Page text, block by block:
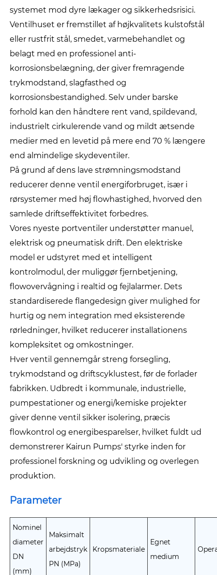
systemet mod dyre lækager og sikkerhedsrisici.
Ventilhuset er fremstillet af højkvalitets kulstofstål
eller rustfrit stål, smedet, varmebehandlet og
belagt med en professionel anti-
korrosionsbelægning, der giver fremragende
trykmodstand, slagfasthed og
korrosionsbestandighed. Selv under barske
forhold kan den håndtere rent vand, spildevand,
industrielt cirkulerende vand og mildt ætsende
medier med en levetid på mere end 70 % længere
end almindelige skydeventiler.
På grund af dens lave strømningsmodstand
reducerer denne ventil energiforbruget, især i
rørsystemer med høj flowhastighed, hvorved den
samlede driftseffektivitet forbedres.
Vores nyeste portventiler understøtter manuel,
elektrisk og pneumatisk drift. Den elektriske
model er udstyret med et intelligent
kontrolmodul, der muliggør fjernbetjening,
flowovervågning i realtid og fejlalarmer. Dets
standardiserede flangedesign giver mulighed for
hurtig og nem integration med eksisterende
rørledninger, hvilket reducerer installationens
kompleksitet og omkostninger.
Hver ventil gennemgår streng forsegling,
trykmodstand og driftscyklustest, før de forlader
fabrikken. Udbredt i kommunale, industrielle,
pumpestationer og energi/kemiske projekter
giver denne ventil sikker isolering, præcis
flowkontrol og energibesparelser, hvilket fuldt ud
demonstrerer Kairun Pumps' styrke inden for
professionel forskning og udvikling og overlegen
produktion.
Parameter
Nominel
diameter
DN
(mm)
Maksimalt
arbejdstryk
PN (MPa)
Kropsmateriale
Egnet
medium